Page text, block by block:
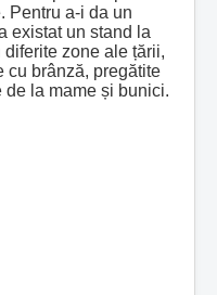
Pentru a-i da un
existat un stand la
zone ale țării,
cu brânză, pregătite
de la mame și bunici.